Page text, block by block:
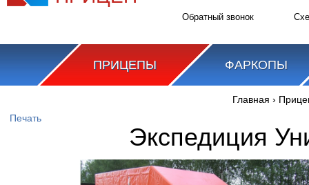
Обратный звонок
ПРИЦЕПЫ ФАРКОПЫ
Главная ›
Печать
Экспедиция